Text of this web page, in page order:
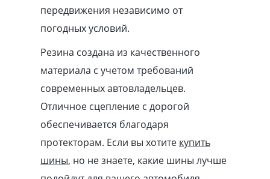
передвижения независимо от
погодных условий.
Резина создана из качественного
материала с учетом требований
современных автовладельцев.
Отличное сцепление с дорогой
обеспечивается благодаря
протекторам. Если вы хотите купить
шины, но не знаете, какие шины лучше